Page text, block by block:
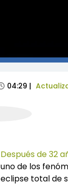
04:29 |
Después de 32
uno de los
eclipse total de